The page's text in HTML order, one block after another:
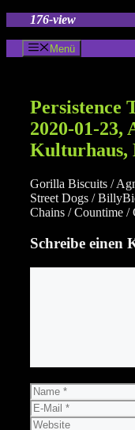
springen
176-view
Menü
Persistence
2020-01-23,
Kulturhaus,
Gorilla Biscuits /
Street Dogs /
Chains / Countime /
Schreibe einen
Name
E-
Mail
Website